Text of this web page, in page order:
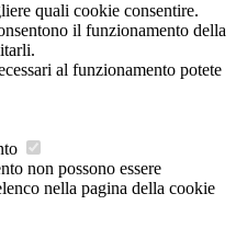
quali cookie consentire.
il funzionamento della
al funzionamento potete
non possono essere
nella pagina della cookie